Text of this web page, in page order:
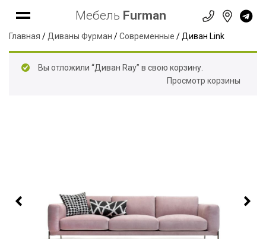
Мебель Furman
Главная / Диваны Фурман /Современные / Диван Link
Вы отложили “Диван Ray” в свою корзину.
Просмотр корзины